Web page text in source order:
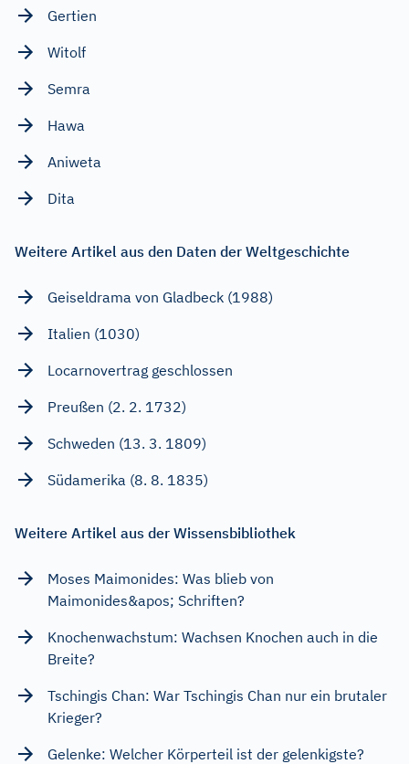
Gertien
Witolf
Semra
Hawa
Aniweta
Dita
Weitere Artikel aus den Daten der Weltgeschichte
Geiseldrama von Gladbeck (1988)
Italien (1030)
Locarnovertrag geschlossen
Preußen (2. 2. 1732)
Schweden (13. 3. 1809)
Südamerika (8. 8. 1835)
Weitere Artikel aus der Wissensbibliothek
Moses Maimonides: Was blieb von
Maimonides&apos; Schriften?
Knochenwachstum: Wachsen Knochen auch in die
Breite?
Tschingis Chan: War Tschingis Chan nur ein brutaler
Krieger?
Gelenke: Welcher Körperteil ist der gelenkigste?